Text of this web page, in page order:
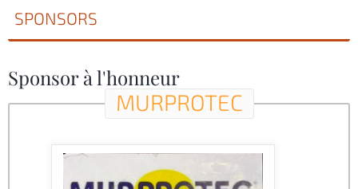
SPONSORS
Sponsor à l'honneur
MURPROTEC